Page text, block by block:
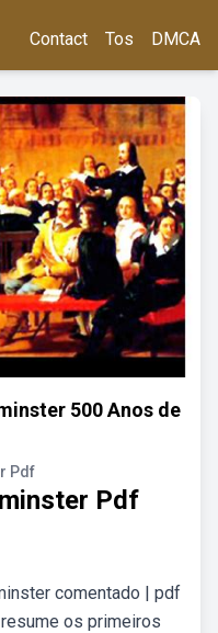
Contact Tos DMCA
500 Anos de
Pdf
Pdf
comentado | pdf
os primeiros